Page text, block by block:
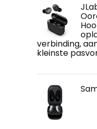
verbinding,
kleinste